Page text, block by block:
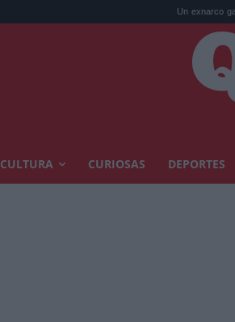
Un exnarco gallego quiere
CULTURA CURIOSAS DEPORTES